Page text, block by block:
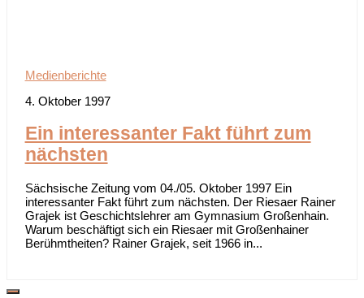
Medienberichte
4. Oktober 1997
Ein interessanter Fakt führt zum
nächsten
Sächsische Zeitung vom 04./05. Oktober 1997 Ein
interessanter Fakt führt zum nächsten. Der Riesaer Rainer
Grajek ist Geschichtslehrer am Gymnasium Großenhain.
Warum beschäftigt sich ein Riesaer mit Großenhainer
Berühmtheiten? Rainer Grajek, seit 1966 in...